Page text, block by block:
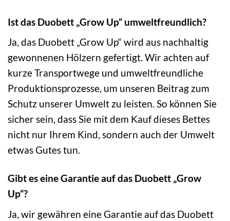
Ist das Duobett „Grow Up“ umweltfreundlich?
Ja, das Duobett „Grow Up“ wird aus nachhaltig
gewonnenen Hölzern gefertigt. Wir achten auf
kurze Transportwege und umweltfreundliche
Produktionsprozesse, um unseren Beitrag zum
Schutz unserer Umwelt zu leisten. So können Sie
sicher sein, dass Sie mit dem Kauf dieses Bettes
nicht nur Ihrem Kind, sondern auch der Umwelt
etwas Gutes tun.
Gibt es eine Garantie auf das Duobett „Grow
Up“?
Ja, wir gewähren eine Garantie auf das Duobett